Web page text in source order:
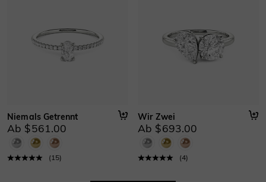
Niemals Getrennt
Ab $561.00
( 15)
Wir Zwei
Ab $693.00
(4)